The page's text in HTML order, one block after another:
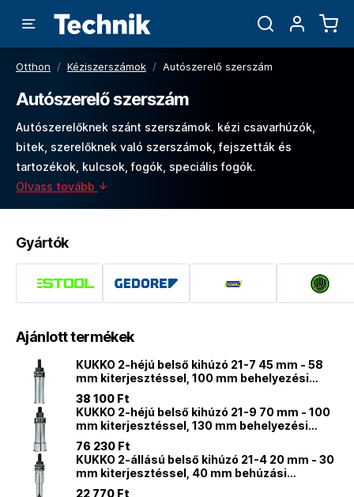
Otthon / Kéziszerszámok / Autószerelő szerszám
Autószerelő szerszám
Autószerelőknek szánt szerszámok. kézi csavarhúzók,
bitek, szerelőknek való szerszámok, fejszetták és
tartozékok, kulcsok, fogók, speciális fogók.
Olvass tovább
Gyártók
Ajánlott termékek
KUKKO 2-héjú belső kihúzó 21-7 45 mm - 58
mm kiterjesztéssel, 100 mm behelyezési
mélységgel
38 100 Ft
KUKKO 2-héjú belső kihúzó 21-9 70 mm - 100
mm kiterjesztéssel, 130 mm behelyezési
mélységgel
76 230 Ft
KUKKO 2-állású belső kihúzó 21-4 20 mm - 30
mm kiterjesztéssel, 40 mm behúzási
mélységgel
22 770 Ft